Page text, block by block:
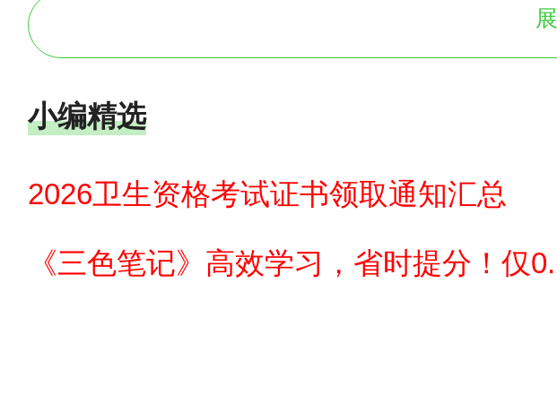
2026年度
定于
2.途径：国家卫生健康委人才交流服务
小编精选
2026卫生资格考试证书领取通知汇总
《三色笔记》高效学习，省时提分！仅